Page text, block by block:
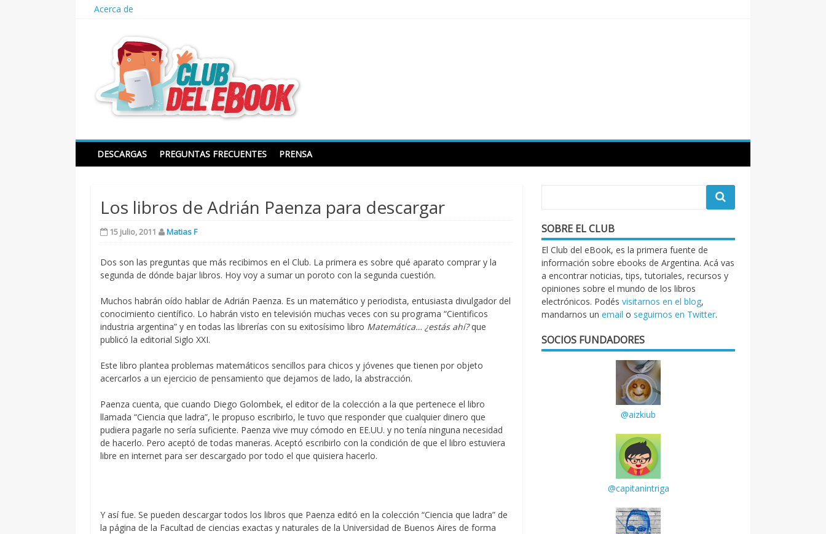
Acerca de
Club del ebook
DESCARGAS PREGUNTAS FRECUENTES PRENSA
Los libros de Adrián Paenza para descargar
15 julio, 2011 Matias F
Dos son las preguntas que más recibimos en el Club. La primera es sobre qué aparato comprar y la
segunda de dónde bajar libros. Hoy voy a sumar un poroto con la segunda cuestión.
Muchos habrán oído hablar de Adrián Paenza. Es un matemático y periodista, entusiasta divulgador del
conocimiento científico. Lo habrán visto en televisión muchas veces con su programa “Cientificos
industria argentina” y en todas las librerías con su exitosísimo libro Matemática… ¿estás ahí?que
publicó la editorial Siglo XXI.
Este libro plantea problemas matemáticos sencillos para chicos y jóvenes que tienen por objeto
acercarlos a un ejercicio de pensamiento que dejamos de lado, la abstracción.
Paenza cuenta, que cuando Diego Golombek, el editor de la colección a la que pertenece el libro
llamada “Ciencia que ladra”, le propuso escribirlo, le tuvo que responder que cualquier dinero que
pudiera pagarle no sería suficiente. Paenza vive muy cómodo en EE.UU. y no tenía ninguna necesidad
de hacerlo. Pero aceptó de todas maneras. Aceptó escribirlo con la condición de que el libro estuviera
libre en internet para ser descargado por todo el que quisiera hacerlo.
Y así fue. Se pueden descargar todos los libros que Paenza editó en la colección “Ciencia que ladra” de
la página de la Facultad de ciencias exactas y naturales de la Universidad de Buenos Aires de forma
SOBRE EL CLUB
El Club del eBook, es la primera fuente de
información sobre ebooks de Argentina. Acá vas
a encontrar noticias, tips, tutoriales, recursos y
opiniones sobre el mundo de los libros
electrónicos. Podésvisitarnos en el blog,
mandarnos unemail o seguirnos en Twitter.
SOCIOS FUNDADORES
@aizkiub
@capitanintriga